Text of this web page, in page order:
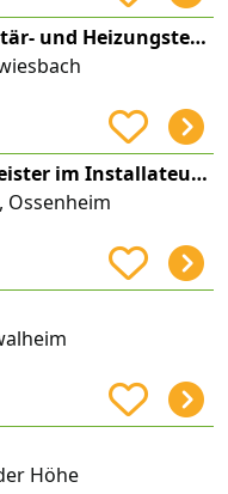
David Grimm Sanitär- und Heizungstechnik
Harald Ruppert Meister im Installateur und Heizungsbauer-Handwerk
Ossenheim
Höhe